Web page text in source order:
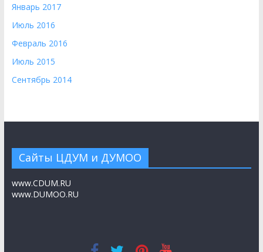
Январь 2017
Июль 2016
Февраль 2016
Июль 2015
Сентябрь 2014
Сайты ЦДУМ и ДУМОО
www.CDUM.RU
www.DUMOO.RU